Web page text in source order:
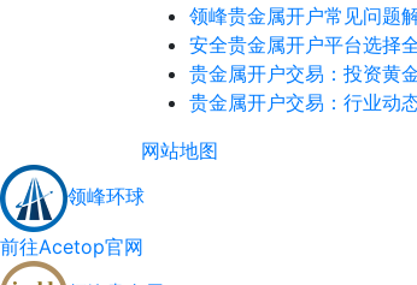
领峰贵金属开户常见问题
安全贵金属开户平台选择
贵金属开户交易：投资黄
贵金属开户交易：行业动
网站地图
领峰环球
前往Acetop官网